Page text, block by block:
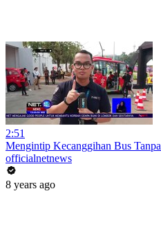
2:51
Mengintip Kecanggihan Bus
officialnetnews
8 years ago